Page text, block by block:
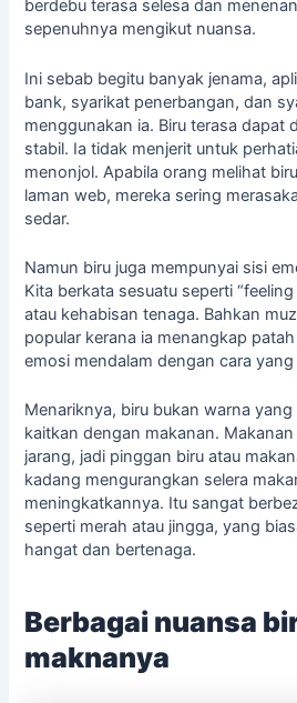
berdebu terasa selesa dan
sepenuhnya mengikut nuansa.
Ini sebab begitu banyak jenama,
bank, syarikat penerbangan, dan
menggunakan ia. Biru terasa dapat
stabil. Ia tidak menjerit untuk
menonjol. Apabila orang melihat
laman web, mereka sering
sedar.
Namun biru juga mempunyai sisi
Kita berkata sesuatu seperti
atau kehabisan tenaga. Bahkan
popular kerana ia menangkap
emosi mendalam dengan cara yang
Menariknya, biru bukan warna
kaitkan dengan makanan.
jarang, jadi pinggan biru atau
kadang mengurangkan selera
meningkatkannya. Itu sangat
seperti merah atau jingga, yang
hangat dan bertenaga.
Berbagai nuansa
maknanya